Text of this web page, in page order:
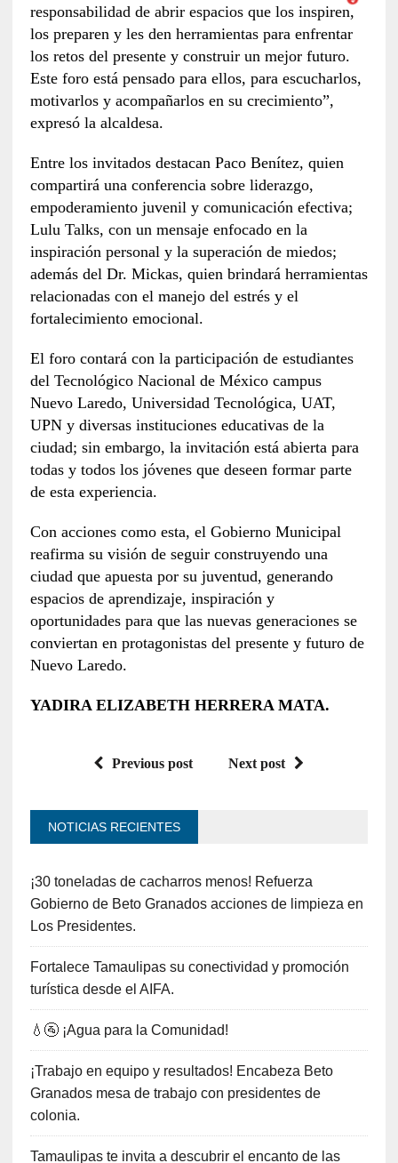
responsabilidad de abrir espacios que los inspiren,
los preparen y les den herramientas para enfrentar
los retos del presente y construir un mejor futuro.
Este foro está pensado para ellos, para escucharlos,
motivarlos y acompañarlos en su crecimiento”,
expresó la alcaldesa.
Entre los invitados destacan Paco Benítez, quien
compartirá una conferencia sobre liderazgo,
empoderamiento juvenil y comunicación efectiva;
Lulu Talks, con un mensaje enfocado en la
inspiración personal y la superación de miedos;
además del Dr. Mickas, quien brindará herramientas
relacionadas con el manejo del estrés y el
fortalecimiento emocional.
El foro contará con la participación de estudiantes
del Tecnológico Nacional de México campus
Nuevo Laredo, Universidad Tecnológica, UAT,
UPN y diversas instituciones educativas de la
ciudad; sin embargo, la invitación está abierta para
todas y todos los jóvenes que deseen formar parte
de esta experiencia.
Con acciones como esta, el Gobierno Municipal
reafirma su visión de seguir construyendo una
ciudad que apuesta por su juventud, generando
espacios de aprendizaje, inspiración y
oportunidades para que las nuevas generaciones se
conviertan en protagonistas del presente y futuro de
Nuevo Laredo.
YADIRA ELIZABETH HERRERA MATA.
Previous post Next post
NOTICIAS RECIENTES
¡30 toneladas de cacharros menos! Refuerza
Gobierno de Beto Granados acciones de limpieza en
Los Presidentes.
Fortalece Tamaulipas su conectividad y promoción
turística desde el AIFA.
💧🚰 ¡Agua para la Comunidad!
¡Trabajo en equipo y resultados! Encabeza Beto
Granados mesa de trabajo con presidentes de
colonia.
Tamaulipas te invita a descubrir el encanto de las